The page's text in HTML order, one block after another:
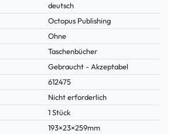
deutsch
Octopus Publishing
Ohne
Taschenbücher
Gebraucht - Akzeptabel
612475
Nicht erforderlich
1 Stück
193×23×259mm